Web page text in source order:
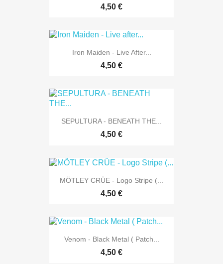
4,50 €
Iron Maiden - Live After...
4,50 €
SEPULTURA - BENEATH THE...
4,50 €
MÖTLEY CRÜE - Logo Stripe (...
4,50 €
Venom - Black Metal ( Patch...
4,50 €